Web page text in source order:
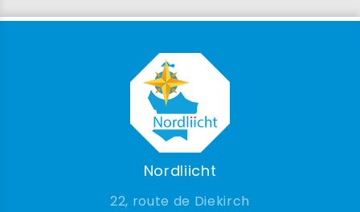
Nordliicht
22, route de Diekirch